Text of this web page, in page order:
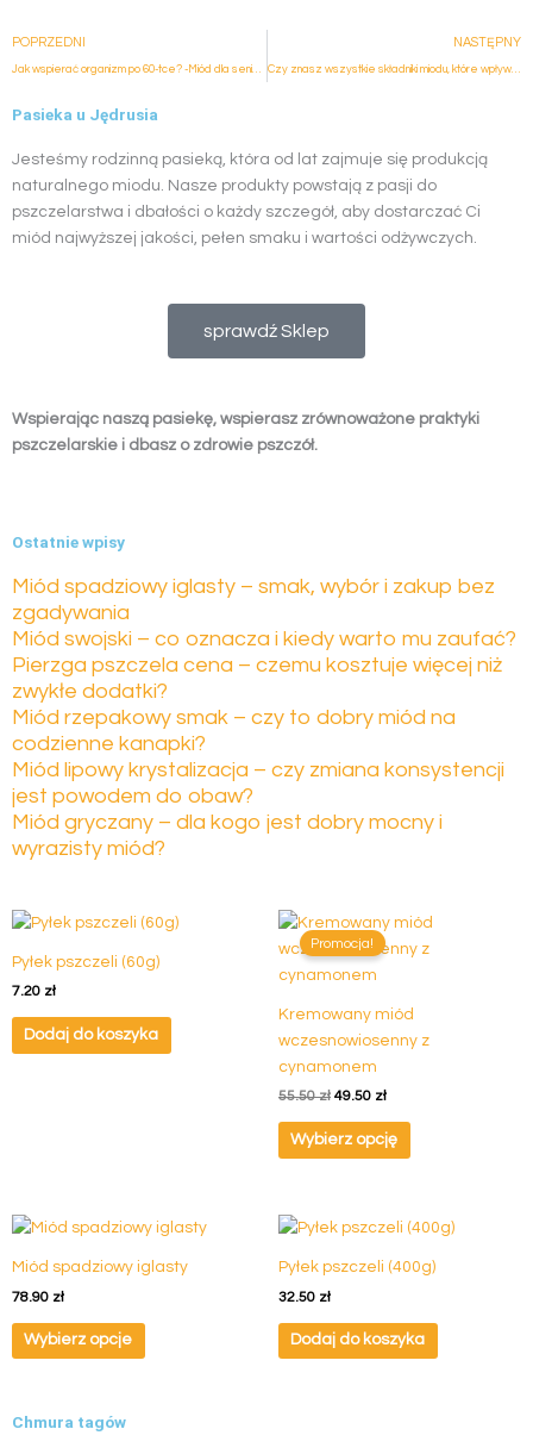
Prev
POPRZEDNI NASTĘPNY
Czy znasz wszystkie składniki miodu, które wpływają na Twoje zdrowie?
Pasieka u Jędrusia
Jesteśmy rodzinną pasieką, która od lat zajmuje się produkcją
naturalnego miodu. Nasze produkty powstają z pasji do
pszczelarstwa i dbałości o każdy szczegół, aby dostarczać Ci
miód najwyższej jakości, pełen smaku i wartości odżywczych.
sprawdź Sklep
Wspierając naszą pasiekę, wspierasz zrównoważone praktyki
pszczelarskie i dbasz o zdrowie pszczół.
Ostatnie wpisy
Miód spadziowy iglasty – smak, wybór i zakup bez
zgadywania
Miód swojski – co oznacza i kiedy warto mu zaufać?
Pierzga pszczela cena – czemu kosztuje więcej niż
zwykłe dodatki?
Miód rzepakowy smak – czy to dobry miód na
codzienne kanapki?
Miód lipowy krystalizacja – czy zmiana konsystencji
jest powodem do obaw?
Miód gryczany – dla kogo jest dobry mocny i
wyrazisty miód?
Pyłek pszczeli (60g)
7.20 zł
Dodaj do koszyka
Promocja!
Kremowany miód
wczesnowiosenny z
cynamonem
55.50zł
Pierwotna
cena
wynosiła:
55.50 zł.
49.50 zł
Aktualna
wynosi:
Wybierz opcję
Miód spadziowy iglasty
78.90 zł
Wybierz opcje
Ten
wiele
wariantów.
Opcje
Pyłek pszczeli (400g)
32.50 zł
Dodaj do koszyka
Chmura tagów